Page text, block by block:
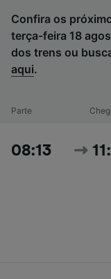
Confira os
terça-feira 18
dos trens ou
aqui.
Parte
08:13